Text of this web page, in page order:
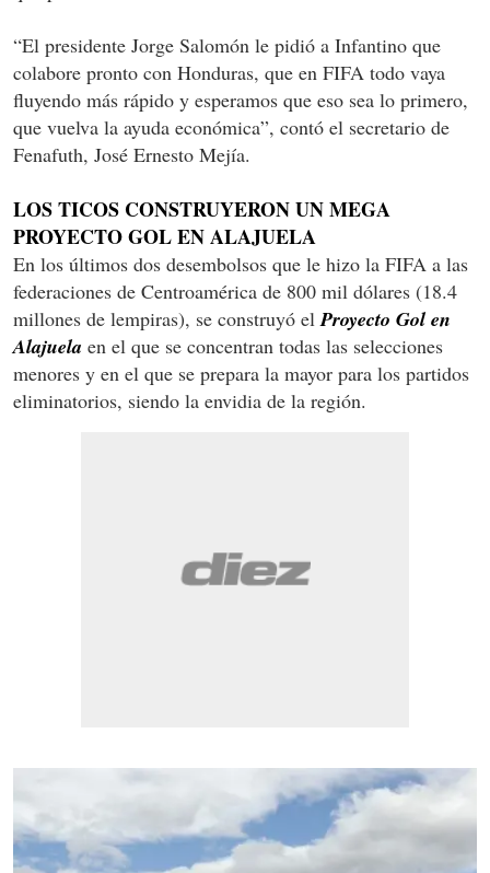
“El presidente Jorge Salomón le pidió a Infantino que
colabore pronto con Honduras, que en FIFA todo vaya
fluyendo más rápido y esperamos que eso sea lo primero,
que vuelva la ayuda económica”, contó el secretario de
Fenafuth, José Ernesto Mejía.
LOS TICOS CONSTRUYERON UN MEGA
PROYECTO GOL EN ALAJUELA
En los últimos dos desembolsos que le hizo la FIFA a las
federaciones de Centroamérica de 800 mil dólares (18.4
millones de lempiras), se construyó elProyecto Gol en
Alajuela en el que se concentran todas las selecciones
menores y en el que se prepara la mayor para los partidos
eliminatorios, siendo la envidia de la región.